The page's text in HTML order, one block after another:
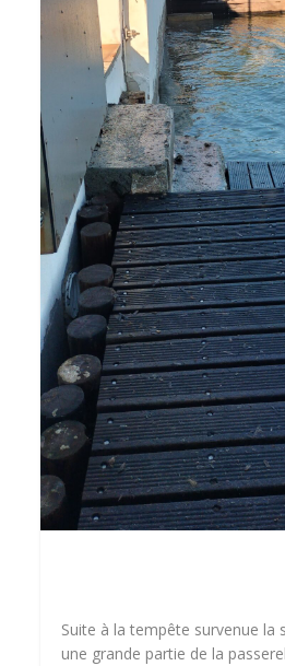
Suite à la tempête survenue la
une grande partie de la